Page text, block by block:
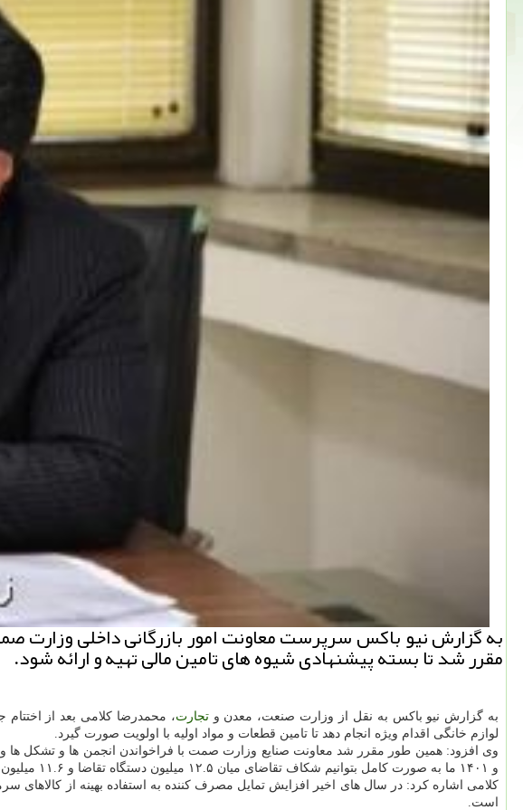
به گزارش نیو باكس سرپرست معاونت امور بازرگانی داخلی وزارت
مقرر شد تا بسته پیشنهادی شیوه های تامین مالی تهیه و ارائه شود.
به گزارش نیو باکس به نقل از وزارت صنعت، معدن وتجارت، محمدرضا کلامی بعد از اختتام
لوازم خانگی اقدام ویژه انجام دهد تا تامین قطعات و مواد اولیه با اولویت صورت گیرد.
و ۱۴۰۱ ما به صورت کامل بتوانیم شکاف تقاضای میان ۱۲.۵ میلیون دستگاه تقاضا و ۱۱.۶ میلیون دستگاه تولید داخل را که بخش اعظم آن در بخش لوازم خانگی کوچک است برطرف نماییم.
است.